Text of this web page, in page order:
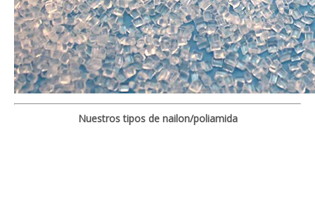
Nuestros tipos de nailon/poliamida